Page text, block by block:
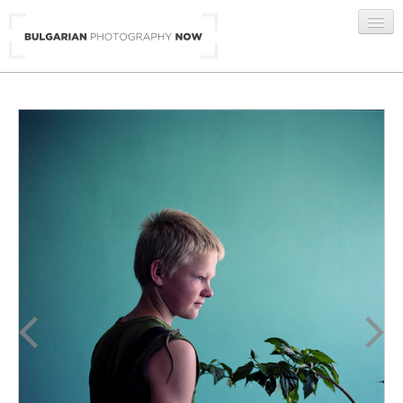
ГАЛЕРИИ